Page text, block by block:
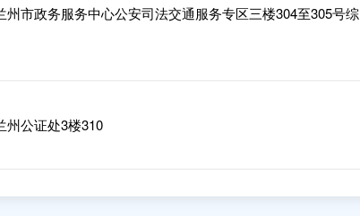
市政务服务中心公安司法交通服务专区三楼304至305号综
州公证处3楼310